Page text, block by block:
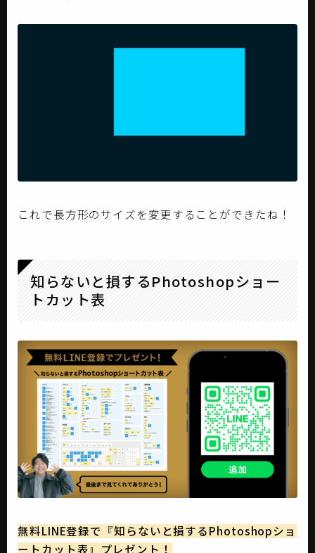
これで長方形のサイズを変更することができたね！
知らないと損するPhotoshopショー
トカット表
無料LINE登録で『知らないと損するPhotoshopショ
ートカット表』プレゼント！